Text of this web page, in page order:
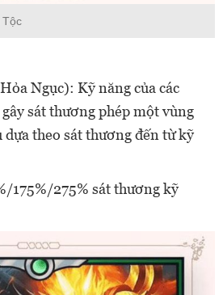
Tộc
Ngục): Kỹ năng của các
sát thương phép một vùng
theo sát thương đến từ kỹ
175%/275% sát thương kỹ